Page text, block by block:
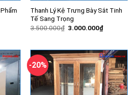
Thanh Lý Kệ Trưng Bày Sắt Tinh
Tế Sang Trọng
3.500.000₫ Giá
3.000.000₫Giá
hiện
-20%